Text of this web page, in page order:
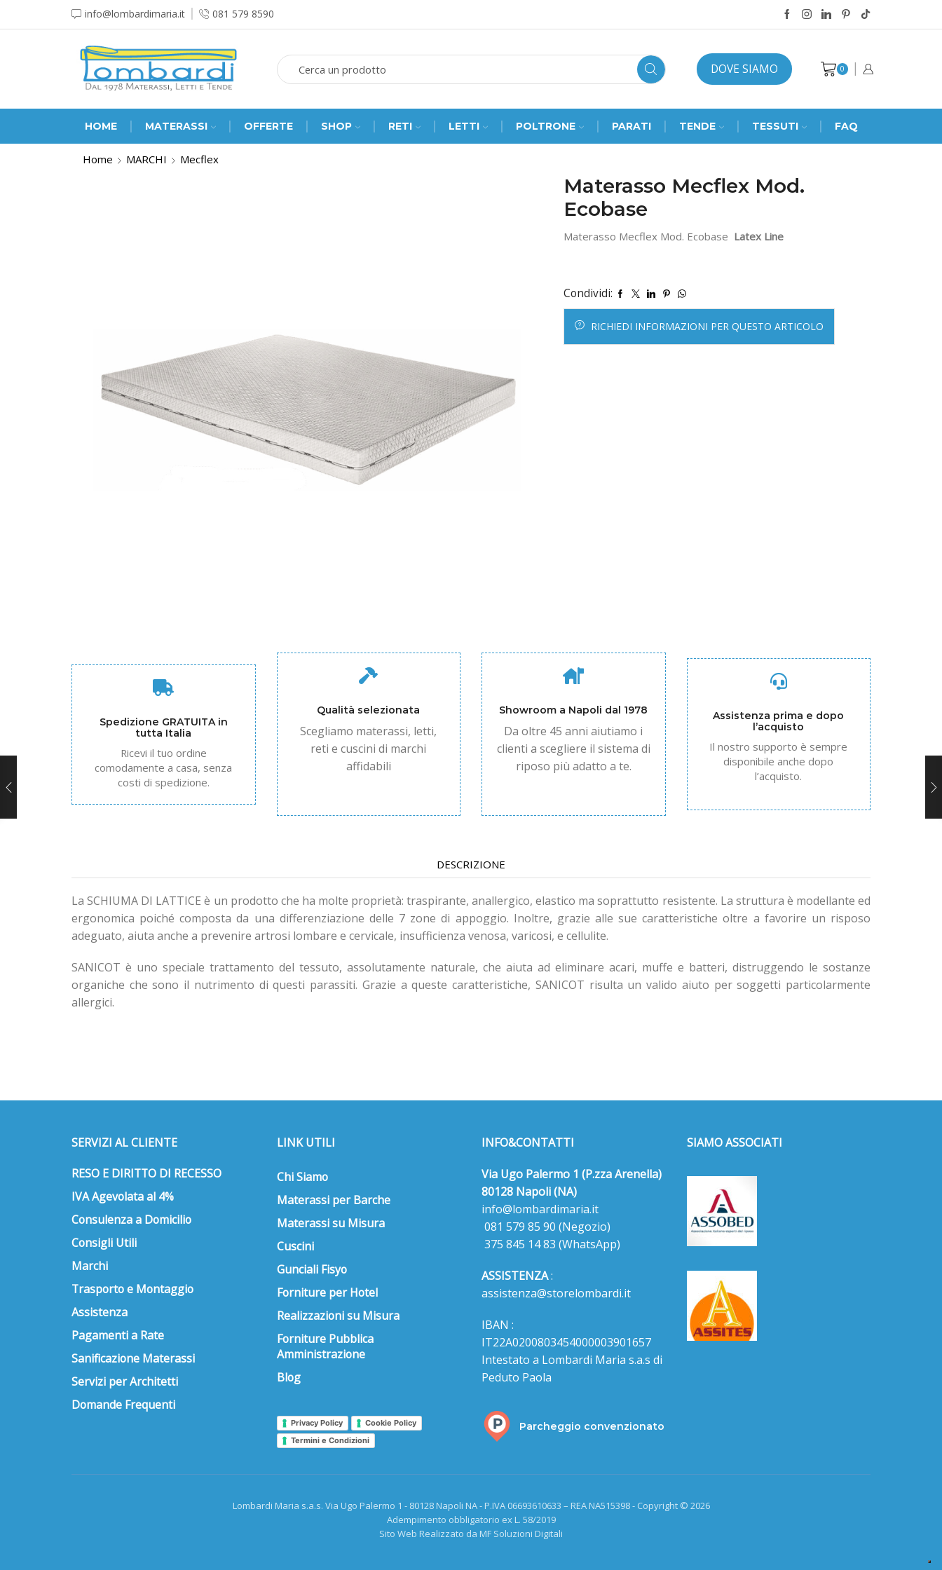
info@lombardimaria.it 081 579 8590
DOVE SIAMO 0
HOME MATERASSI OFFERTE SHOP RETI LETTI POLTRONE PARATI TENDE TESSUTI FAQ
Home MARCHI Mecflex
Materasso Mecflex Mod.
Ecobase
Materasso Mecflex Mod. Ecobase Latex Line
Condividi:
RICHIEDI INFORMAZIONI PER QUESTO ARTICOLO
Spedizione GRATUITA in
tutta Italia
Ricevi il tuo ordine
comodamente a casa, senza
costi di spedizione.
Qualità selezionata
Scegliamo materassi, letti,
reti e cuscini di marchi
affidabili
Showroom a Napoli dal 1978
Da oltre 45 anni aiutiamo i
clienti a scegliere il sistema di
riposo più adatto a te.
Assistenza prima e dopo
l’acquisto
Il nostro supporto è sempre
disponibile anche dopo
l’acquisto.
DESCRIZIONE
LaSCHIUMA DI LATTICEè un prodotto che ha molte proprietà: traspirante, anallergico, elastico ma soprattutto resistente. La struttura è modellante ed
ergonomica poiché composta da una differenziazione delle 7 zone di appoggio. Inoltre, grazie alle sue caratteristiche oltre a favorire un risposo
adeguato, aiuta anche a prevenire artrosi lombare e cervicale, insufficienza venosa, varicosi, e cellulite.
SANICOT è uno speciale trattamento del tessuto, assolutamente naturale, che aiuta ad eliminare acari, muffe e batteri, distruggendo le sostanze
organiche che sono il nutrimento di questi parassiti. Grazie a queste caratteristiche, SANICOT risulta un valido aiuto per soggetti particolarmente
allergici.
SERVIZI AL CLIENTE
RESO E DIRITTO DI RECESSO
IVA Agevolata al 4%
Consulenza a Domicilio
Consigli Utili
Marchi
Trasporto e Montaggio
Assistenza
Pagamenti a Rate
Sanificazione Materassi
Servizi per Architetti
Domande Frequenti
LINK UTILI
Chi Siamo
Materassi per Barche
Materassi su Misura
Cuscini
Gunciali Fisyo
Forniture per Hotel
Realizzazioni su Misura
Forniture Pubblica
Amministrazione
Blog
Privacy Policy
Cookie Policy
Termini e Condizioni
INFO&CONTATTI
Via Ugo Palermo 1 (P.zza Arenella)
80128 Napoli (NA)
info@lombardimaria.it
081 579 85 90 (Negozio)
375 845 14 83 (WhatsApp)
ASSISTENZA:
assistenza@storelombardi.it
IBAN :
IT22A0200803454000003901657
Intestato a Lombardi Maria s.a.s di
Peduto Paola
Parcheggio convenzionato
SIAMO ASSOCIATI
Lombardi Maria s.a.s. Via Ugo Palermo 1 - 80128 Napoli NA - P.IVA 06693610633 – REA NA515398 - Copyright © 2026
Adempimento obbligatorio ex L. 58/2019
Sito Web Realizzato da MF Soluzioni Digitali